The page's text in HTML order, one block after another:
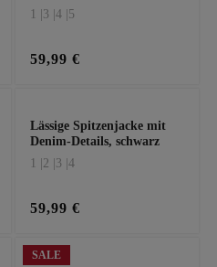
1 | 3 | 4 | 5
59,99 €
Lässige Spitzenjacke mit
Denim-Details, schwarz
1 | 2 | 3 | 4
59,99 €
SALE